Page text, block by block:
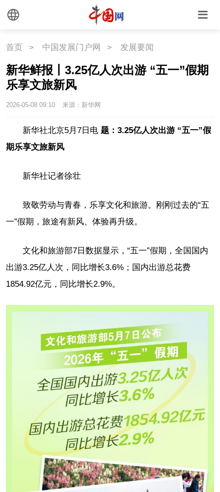
首页 > 中国发展门户网 > 发展要闻
新华鲜报丨3.25亿人次出游 “五一”假期
乐享文旅新风
2026-05-08 09:10 来源：新华网
新华社北京5月7日电 题：3.25亿人次出游 “五一”假
期乐享文旅新风
新华社记者徐壮
致敬劳动与青春，乐享文化和旅游。刚刚过去的“五
一”假期，旅途有新风、体验再升级。
文化和旅游部7日数据显示，“五一”假期，全国国内
出游3.25亿人次，同比增长3.6%；国内出游总花费
1854.92亿元，同比增长2.9%。